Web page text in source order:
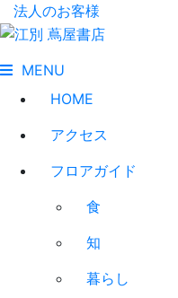
法人のお客様
MENU
HOME
アクセス
フロアガイド
食
知
暮らし